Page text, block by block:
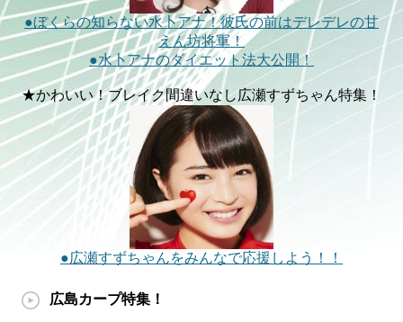
●ぼくらの知らない水卜アナ！彼氏の前はデレデレの甘
えん坊将軍！
●水卜アナのダイエット法大公開！
★かわいい！ブレイク間違いなし広瀬すずちゃん特集！
●広瀬すずちゃんをみんなで応援しよう！！
広島カープ特集！